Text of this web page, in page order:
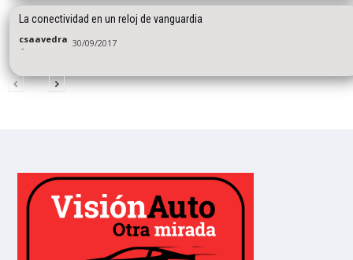
La conectividad en un reloj de vanguardia
csaavedra
- 30/09/2017